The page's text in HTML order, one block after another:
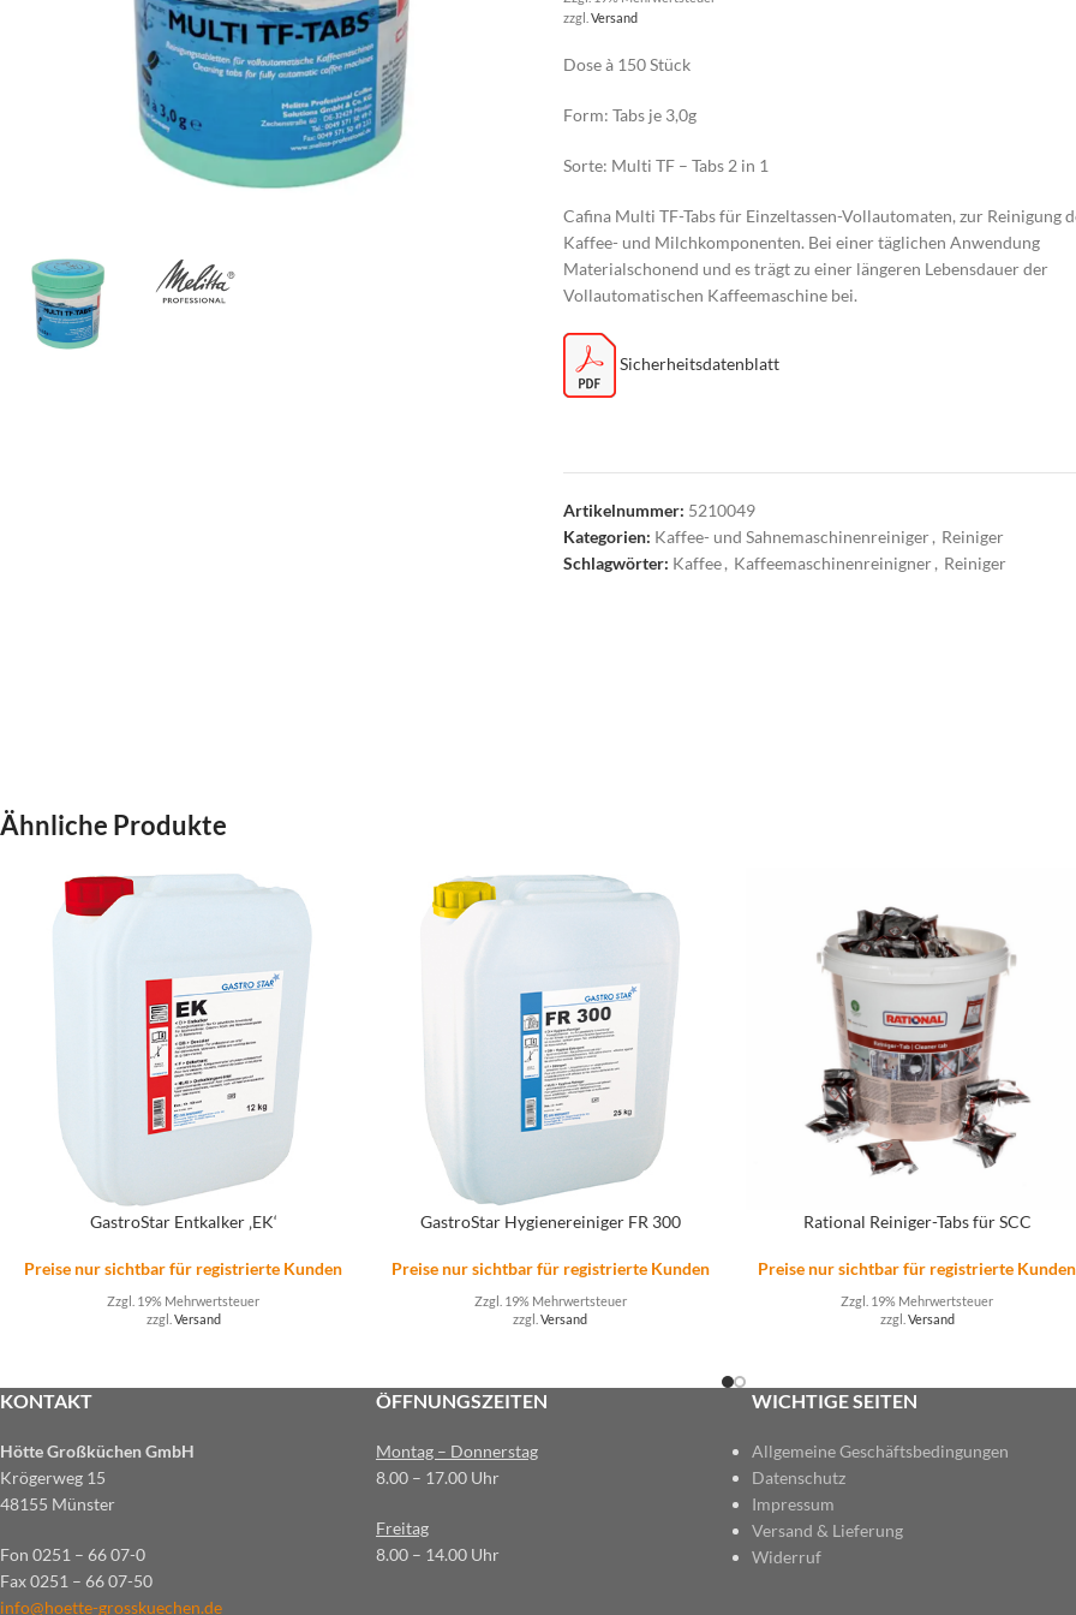
zzgl.Versand
Dose à 150 Stück
Form: Tabs je 3,0g
Sorte: Multi TF – Tabs 2 in 1
Cafina Multi TF-Tabs für Einzeltassen-Vollautomaten, zur Reinigung
Kaffee- und Milchkomponenten. Bei einer täglichen Anwendung
Materialschonend und es trägt zu einer längeren Lebensdauer der
Vollautomatischen Kaffeemaschine bei.
Sicherheitsdatenblatt
Artikelnummer: 5210049
Kategorien: Kaffee- und Sahnemaschinenreiniger, Reiniger
Schlagwörter: Kaffee, Kaffeemaschinenreinigner, Reiniger
Ähnliche Produkte
GastroStar Entkalker ‚EK‘
Preise nur sichtbar für registrierte Kunden
Zzgl. 19% Mehrwertsteuer
zzgl. Versand
GastroStar Hygienereiniger FR 300
Preise nur sichtbar für registrierte Kunden
Zzgl. 19% Mehrwertsteuer
zzgl.Versand
Rational Reiniger-Tabs für SCC
Preise nur sichtbar für registrierte Kunden
Zzgl. 19% Mehrwertsteuer
zzgl. Versand
KONTAKT
Hötte Großküchen GmbH
Krögerweg 15
48155 Münster
Fon 0251 – 66 07-0
Fax 0251 – 66 07-50
info@hoette-grosskuechen.de
ÖFFNUNGSZEITEN
Montag – Donnerstag
8.00 – 17.00 Uhr
Freitag
8.00 – 14.00 Uhr
WICHTIGE SEITEN
Allgemeine Geschäftsbedingungen
Datenschutz
Impressum
Versand & Lieferung
Widerruf